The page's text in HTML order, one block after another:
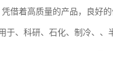
凭借着高质量的产品，良好
于、科研、石化、制冷、、